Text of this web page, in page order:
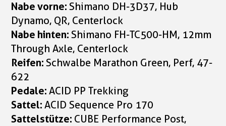
Nabe vorne:Shimano DH-3D37, Hub
Dynamo, QR, Centerlock
Nabe hinten:Shimano FH-TC500-HM, 12mm
Through Axle, Centerlock
Reifen:Schwalbe Marathon Green, Perf, 47-
622
Pedale:ACID PP Trekking
Sattel:ACID Sequence Pro 170
Sattelstütze: CUBE Performance Post,